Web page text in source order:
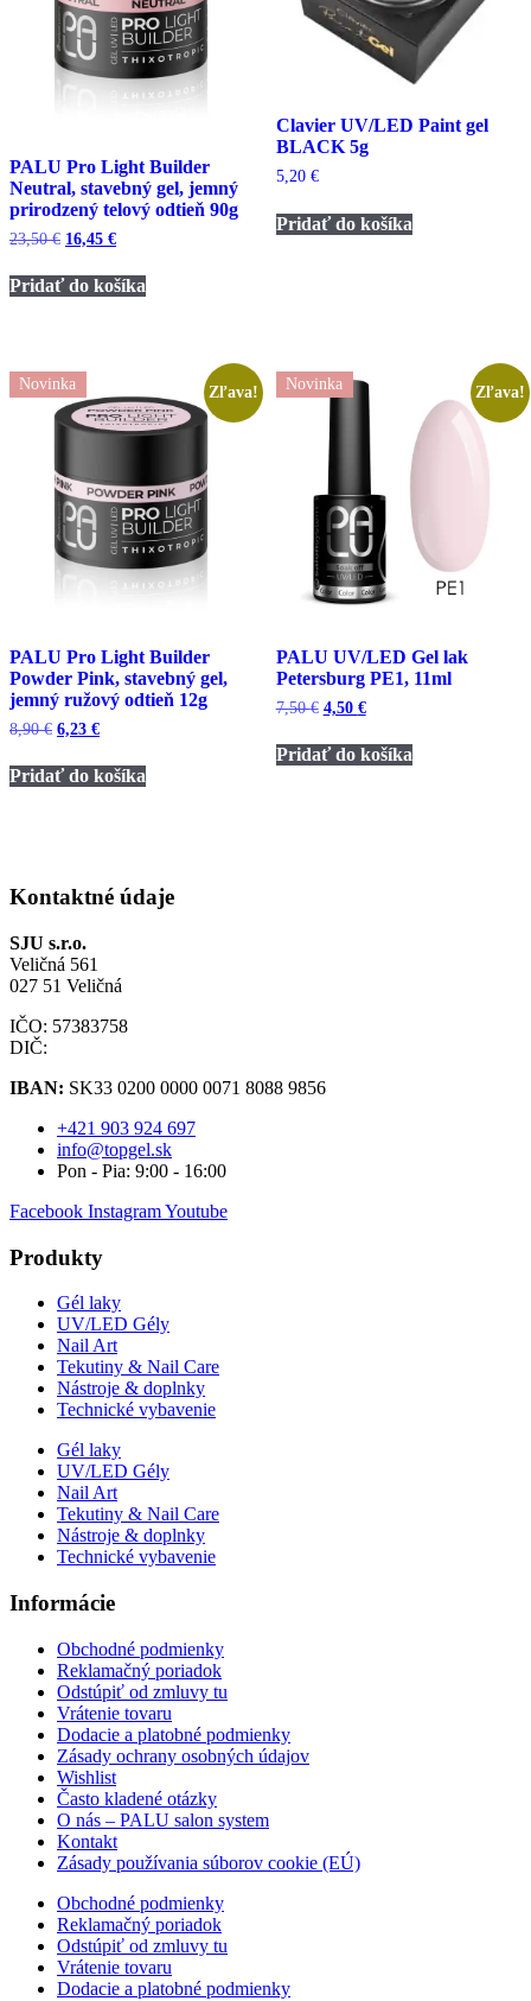
PALU Pro Light Builder
Neutral, stavebný gel, jemný
prirodzený telový odtieň 90g
23,50€ Pôvodná
bola:
23,50 €.
16,45 €Aktuálna
je:
16,45 €.
Pridať do košíka
Clavier UV/LED Paint gel
BLACK 5g
5,20 €
Pridať do košíka
Zľava!
Novinka
PALU Pro Light Builder
Powder Pink, stavebný gel,
jemný ružový odtieň 12g
8,90€ Pôvodná
bola:
8,90 €.
6,23 €Aktuálna
je:
6,23 €.
Pridať do košíka
Zľava!
Novinka
PALU UV/LED Gel lak
Petersburg PE1, 11ml
7,50€ Pôvodná
bola:
7,50 €.
4,50 €Aktuálna
je:
4,50 €.
Pridať do košíka
Kontaktné údaje
SJU s.r.o.
Veličná 561
027 51 Veličná
IČO: 57383758
DIČ:
IBAN: SK33 0200 0000 0071 8088 9856
+421 903 924 697
info@topgel.sk
Pon - Pia: 9:00 - 16:00
Facebook InstagramYoutube
Produkty
Gél laky
UV/LED Gély
Nail Art
Tekutiny & Nail Care
Nástroje & doplnky
Technické vybavenie
Gél laky
UV/LED Gély
Nail Art
Tekutiny & Nail Care
Nástroje & doplnky
Technické vybavenie
Informácie
Obchodné podmienky
Reklamačný poriadok
Odstúpiť od zmluvy tu
Vrátenie tovaru
Dodacie a platobné podmienky
Zásady ochrany osobných údajov
Wishlist
Často kladené otázky
O nás – PALU salon system
Kontakt
Zásady používania súborov cookie (EÚ)
Obchodné podmienky
Reklamačný poriadok
Odstúpiť od zmluvy tu
Vrátenie tovaru
Dodacie a platobné podmienky